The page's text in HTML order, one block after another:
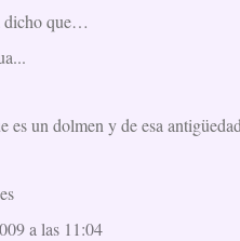
dicho que…
es un dolmen y de esa
a las 11:04